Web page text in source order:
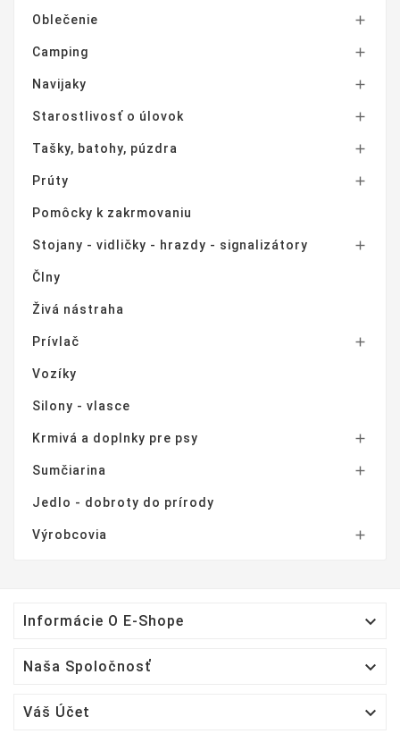
Oblečenie 
Camping 
Navijaky 
Starostlivosť o úlovok 
Tašky, batohy, púzdra 
Prúty 
Pomôcky k zakrmovaniu
Stojany - vidličky - hrazdy - signalizátory 
Člny
Živá nástraha
Prívlač 
Vozíky
Silony - vlasce
Krmivá a doplnky pre psy 
Sumčiarina 
Jedlo - dobroty do prírody
Výrobcovia 
Informácie O E-Shope 
Naša Spoločnosť 
Váš Účet 